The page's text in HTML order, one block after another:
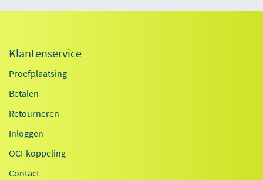
Klantenservice
Proefplaatsing
Betalen
Retourneren
Inloggen
OCI-koppeling
Contact